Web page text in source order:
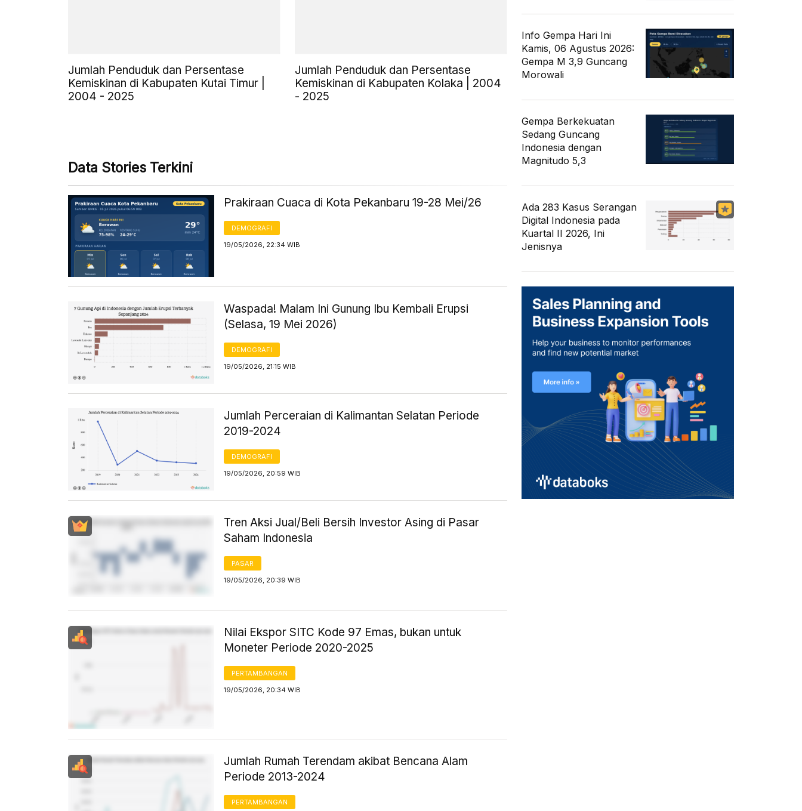
Jumlah Penduduk dan Persentase
Kemiskinan di Kabupaten Kutai Timur |
2004 - 2025
Jumlah Penduduk dan Persentase
Kemiskinan di Kabupaten Kolaka | 2004
- 2025
Data Stories Terkini
Prakiraan Cuaca di Kota Pekanbaru 19-28 Mei/26
DEMOGRAFI
19/05/2026, 22:34 WIB
Waspada! Malam Ini Gunung Ibu Kembali Erupsi
(Selasa, 19 Mei 2026)
DEMOGRAFI
19/05/2026, 21:15 WIB
Jumlah Perceraian di Kalimantan Selatan Periode
2019-2024
DEMOGRAFI
19/05/2026, 20:59 WIB
Tren Aksi Jual/Beli Bersih Investor Asing di Pasar
Saham Indonesia
PASAR
19/05/2026, 20:39 WIB
Nilai Ekspor SITC Kode 97 Emas, bukan untuk
Moneter Periode 2020-2025
PERTAMBANGAN
19/05/2026, 20:34 WIB
Jumlah Rumah Terendam akibat Bencana Alam
Periode 2013-2024
PERTAMBANGAN
Info Gempa Hari Ini
Kamis, 06 Agustus 2026:
Gempa M 3,9 Guncang
Morowali
Gempa Berkekuatan
Sedang Guncang
Indonesia dengan
Magnitudo 5,3
Ada 283 Kasus Serangan
Digital Indonesia pada
Kuartal II 2026, Ini
Jenisnya